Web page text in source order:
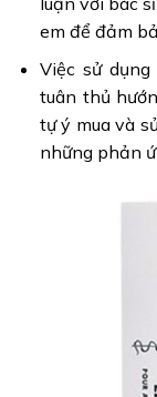
em để đảm
Việc sử
tuân thủ
tự ý mua và
những phản